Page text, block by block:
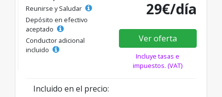
Reunirse y Saludar
Depósito en efectivo
aceptado
Conductor adicional
incluido
29€/día
Ver oferta
Incluye tasas e
impuestos. (VAT)
Incluido en el precio: